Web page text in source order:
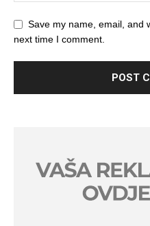
Save my name, email, and
next time I comment.